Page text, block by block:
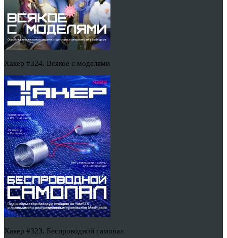
Хакер #324. Всякое с моделями
Хакер #323. Беспроводной самопал